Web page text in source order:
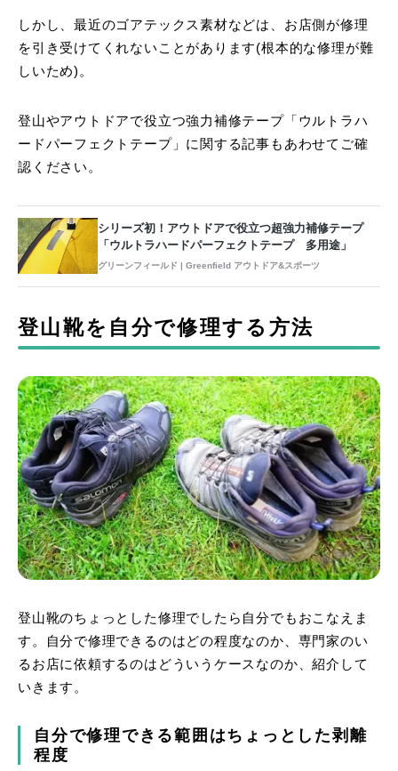
しかし、最近のゴアテックス素材などは、お店側が修理
を引き受けてくれないことがあります(根本的な修理が難
しいため)。
登山やアウトドアで役立つ強力補修テープ「ウルトラハ
ードパーフェクトテープ」に関する記事もあわせてご確
認ください。
シリーズ初！アウトドアで役立つ超強力補修テープ
「ウルトラハードパーフェクトテープ 多用途」
グリーンフィールド | Greenfield アウトドア&スポーツ
登山靴を自分で修理する方法
登山靴のちょっとした修理でしたら自分でもおこなえま
す。自分で修理できるのはどの程度なのか、専門家のい
るお店に依頼するのはどういうケースなのか、紹介して
いきます。
自分で修理できる範囲はちょっとした剥離
程度